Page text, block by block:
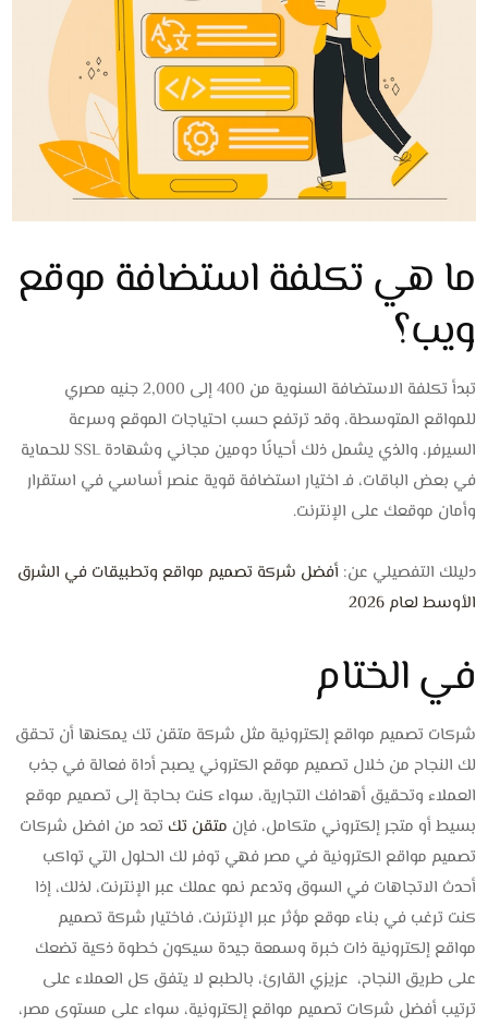
ما هي تكلفة استضافة موقع
ويب؟
تبدأ تكلفة الاستضافة السنوية من 400 إلى 2,000 جنيه مصري
للمواقع المتوسطة، وقد ترتفع حسب احتياجات الموقع وسرعة
السيرفر، والذي يشمل ذلك أحيانًا دومين مجاني وشهادة SSL للحماية
في بعض الباقات، فـ اختيار استضافة قوية عنصر أساسي في استقرار
وأمان موقعك على الإنترنت.
دليلك التفصيلي عن: أفضل شركة تصميم مواقع وتطبيقات في الشرق
الأوسط لعام 2026
في الختام
شركات تصميم مواقع إلكترونية مثل شركة متقن تك يمكنها أن تحقق
لك النجاح من خلال تصميم موقع الكتروني يصبح أداة فعالة في جذب
العملاء وتحقيق أهدافك التجارية، سواء كنت بحاجة إلى تصميم موقع
بسيط أو متجر إلكتروني متكامل، فإن متقن تك تعد من افضل شركات
تصميم مواقع الكترونية في مصر فهي توفر لك الحلول التي تواكب
أحدث الاتجاهات في السوق وتدعم نمو عملك عبر الإنترنت، لذلك، إذا
كنت ترغب في بناء موقع مؤثر عبر الإنترنت، فاختيار شركة تصميم
مواقع إلكترونية ذات خبرة وسمعة جيدة سيكون خطوة ذكية تضعك
على طريق النجاح، عزيزي القارئ، بالطبع لا يتفق كل العملاء على
ترتيب أفضل شركات تصميم مواقع إلكترونية، سواء على مستوى مصر،